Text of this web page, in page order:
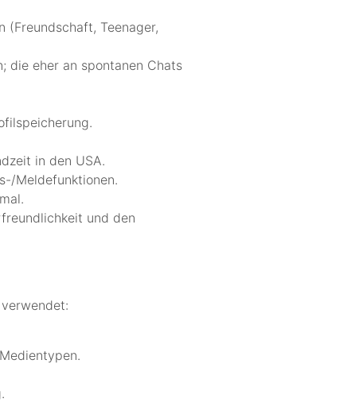
(Freundschaft, Teenager,
die eher an spontanen Chats
in den USA.
Meldefunktionen.
und den